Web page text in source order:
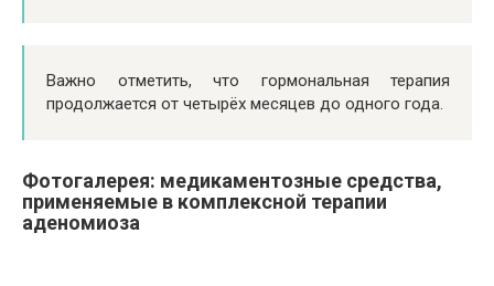
Важно отметить, что гормональная терапия
продолжается от четырёх месяцев до одного года.
Фотогалерея: медикаментозные средства,
применяемые в комплексной терапии
аденомиоза